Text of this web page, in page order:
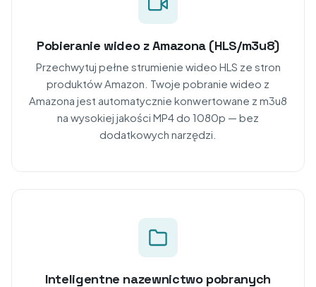
Pobieranie wideo z Amazona (HLS/m3u8)
Przechwytuj pełne strumienie wideo HLS ze stron
produktów Amazon. Twoje pobranie wideo z
Amazona jest automatycznie konwertowane z m3u8
na wysokiej jakości MP4 do 1080p — bez
dodatkowych narzędzi.
Inteligentne nazewnictwo pobranych